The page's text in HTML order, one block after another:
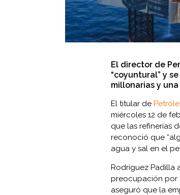
El director de
“coyuntural” y
millonarias y
El titular de
miércoles 12 de
que las refinerías
reconoció que
agua y sal en el
Rodríguez Padilla
preocupación por
aseguró que la